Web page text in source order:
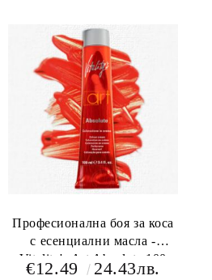
Професионална боя за коса
с есенциални масла -
Vitality's Art Absolute 100
мл+150 мл оксидант
€12.49 24.43лв.